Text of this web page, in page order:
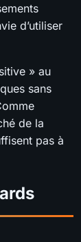
d’utiliser
» au
sans
de la
pas à